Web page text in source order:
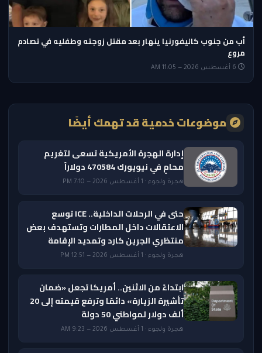
أب من جنوب كاليفورنيا ينهار بعد مقتل زوجته وطفليه في تصادم
مروع
موضوعات خدمية قد تهمك أيضًا
إدارة الهجرة الأمريكية تسعى لتغريم
محامٍ في نيويورك 470584 دولاراً
هجرة ولجوء · 1 أغسطس 2026 — 7:10 PM
حتى في الرحلات الداخلية.. ICE توسع
الاعتقالات داخل المطارات وتستهدف بعض
منتظري الجرين كارد وتمديد الإقامة
هجرة ولجوء · 1 أغسطس 2026 — 12:51 PM
ابتداءً من الاثنين.. أمريكا تجعل «ضمان
تأشيرة الزيارة» دائمًا وترفع قيمته إلى 20
ألف دولار لمواطني 50 دولة
هجرة ولجوء · 1 أغسطس 2026 — 9:23 AM